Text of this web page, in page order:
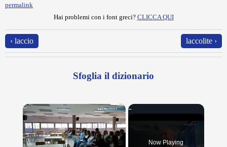
permalink
Hai problemi con i font greci? CLICCA QUI
‹ laccio laccolite ›
Sfoglia il dizionario
×
Now Playing